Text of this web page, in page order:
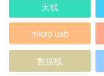
天线
micro usb
数据线